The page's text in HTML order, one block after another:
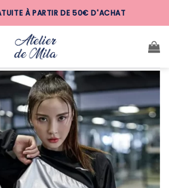
À PARTIR DE 50€ D'ACHAT